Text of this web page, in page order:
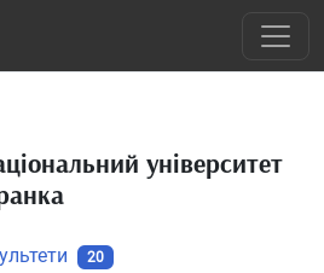
університет
20